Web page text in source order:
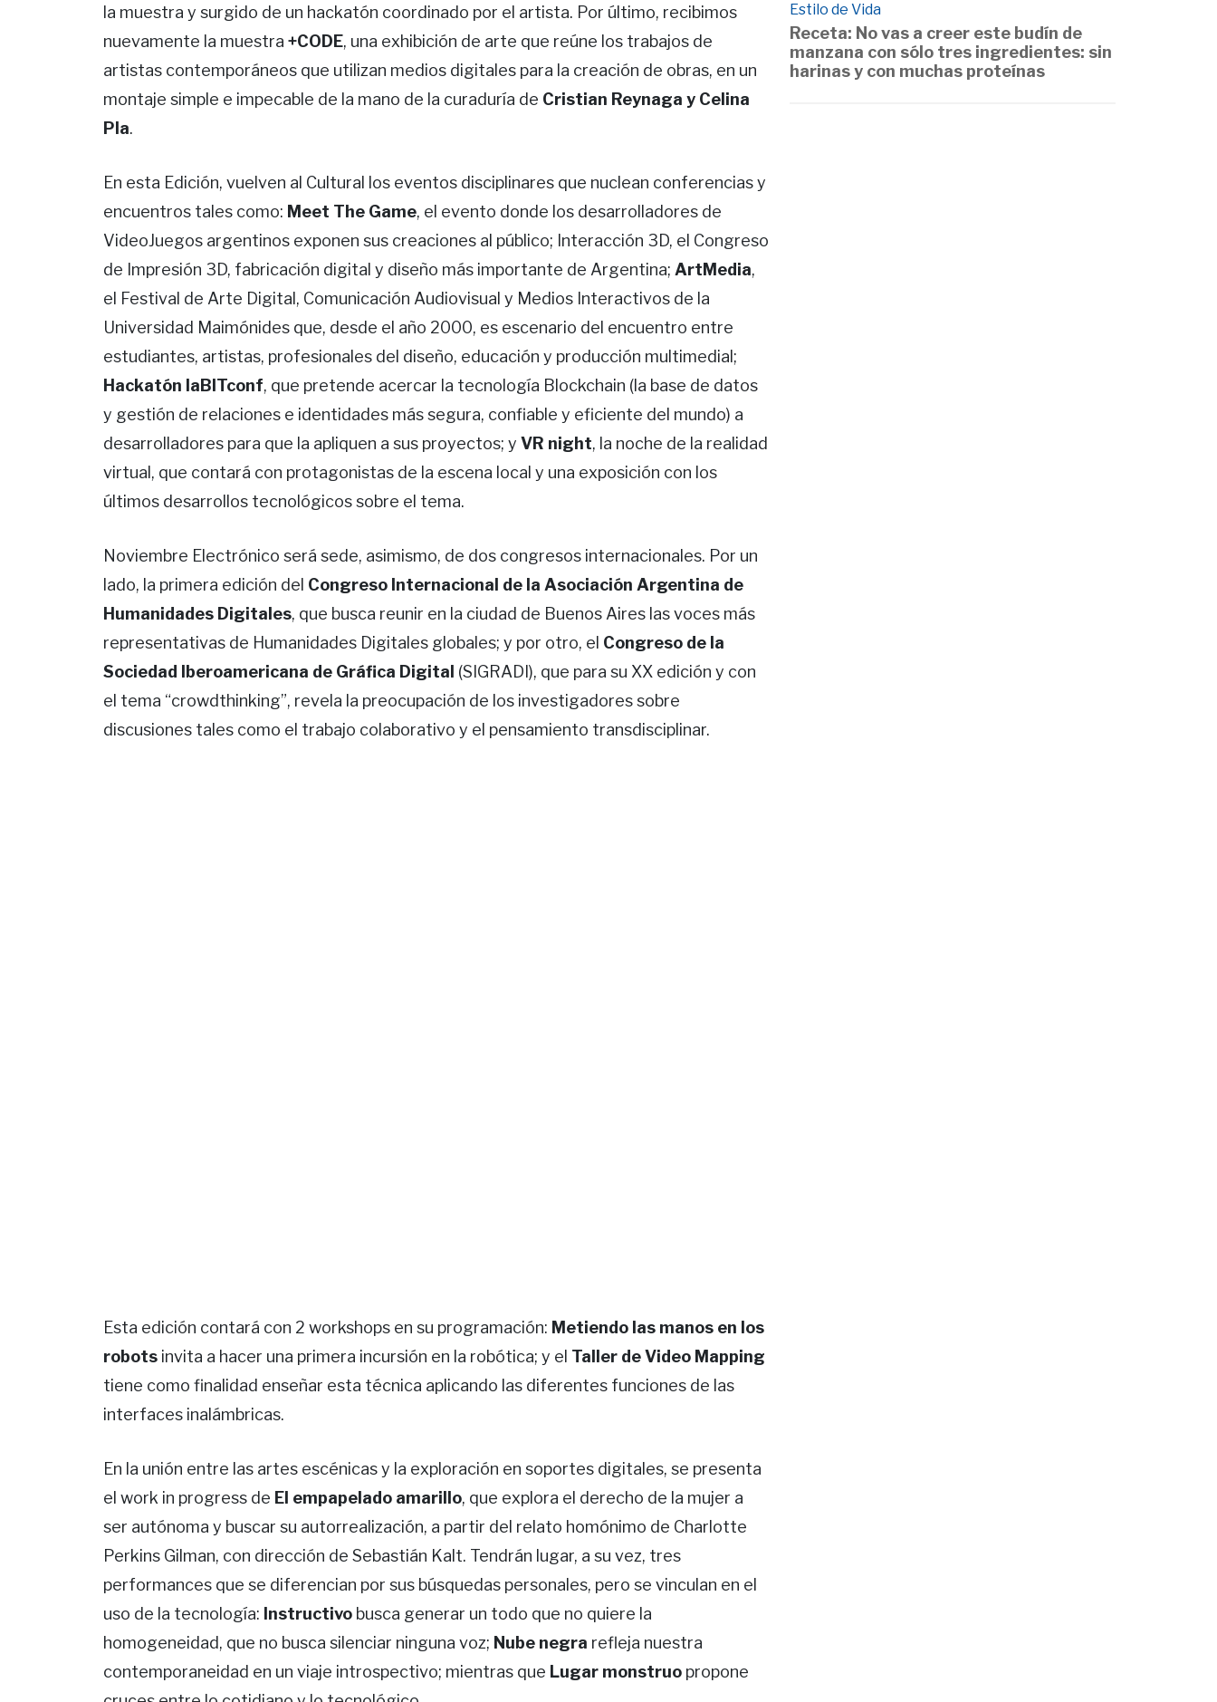
la muestra y surgido de un hackatón coordinado por el artista. Por último, recibimos
nuevamente la muestra +CODE, una exhibición de arte que reúne los trabajos de
artistas contemporáneos que utilizan medios digitales para la creación de obras, en un
montaje simple e impecable de la mano de la curaduría de Cristian Reynaga y Celina
Pla.
En esta Edición, vuelven al Cultural los eventos disciplinares que nuclean conferencias y
encuentros tales como: Meet The Game, el evento donde los desarrolladores de
VideoJuegos argentinos exponen sus creaciones al público; Interacción 3D, el Congreso
de Impresión 3D, fabricación digital y diseño más importante de Argentina; ArtMedia,
el Festival de Arte Digital, Comunicación Audiovisual y Medios Interactivos de la
Universidad Maimónides que, desde el año 2000, es escenario del encuentro entre
estudiantes, artistas, profesionales del diseño, educación y producción multimedial;
Hackatón laBITconf, que pretende acercar la tecnología Blockchain (la base de datos
y gestión de relaciones e identidades más segura, confiable y eficiente del mundo) a
desarrolladores para que la apliquen a sus proyectos; y VR night, la noche de la realidad
virtual, que contará con protagonistas de la escena local y una exposición con los
últimos desarrollos tecnológicos sobre el tema.
Noviembre Electrónico será sede, asimismo, de dos congresos internacionales. Por un
lado, la primera edición del Congreso Internacional de la Asociación Argentina de
Humanidades Digitales, que busca reunir en la ciudad de Buenos Aires las voces más
representativas de Humanidades Digitales globales; y por otro, el Congreso de la
Sociedad Iberoamericana de Gráfica Digital (SIGRADI), que para su XX edición y con
el tema “crowdthinking”, revela la preocupación de los investigadores sobre
discusiones tales como el trabajo colaborativo y el pensamiento transdisciplinar.
Esta edición contará con 2 workshops en su programación: Metiendo las manos en los
robots invita a hacer una primera incursión en la robótica; y el Taller de Video Mapping
tiene como finalidad enseñar esta técnica aplicando las diferentes funciones de las
interfaces inalámbricas.
En la unión entre las artes escénicas y la exploración en soportes digitales, se presenta
el work in progress de El empapelado amarillo, que explora el derecho de la mujer a
ser autónoma y buscar su autorrealización, a partir del relato homónimo de Charlotte
Perkins Gilman, con dirección de Sebastián Kalt. Tendrán lugar, a su vez, tres
performances que se diferencian por sus búsquedas personales, pero se vinculan en el
uso de la tecnología: Instructivo busca generar un todo que no quiere la
homogeneidad, que no busca silenciar ninguna voz; Nube negra refleja nuestra
contemporaneidad en un viaje introspectivo; mientras que Lugar monstruo propone
Estilo de Vida
Receta: No vas a creer este budín de
manzana con sólo tres ingredientes: sin
harinas y con muchas proteínas